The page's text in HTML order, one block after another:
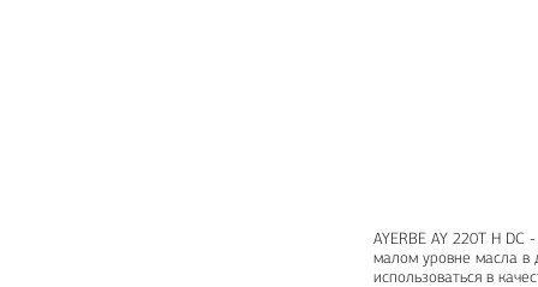
AYERBE AY 220T H
малом уровне масла в
использоваться в